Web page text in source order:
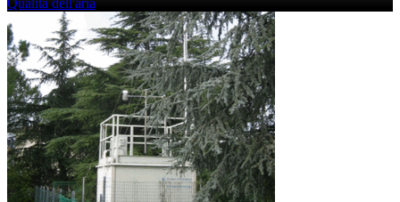
Qualità dell'aria